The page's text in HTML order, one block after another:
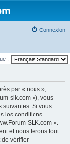
Connexion
:
par « nous »,
slk.com »), vous
suivantes. Si vous
les conditions
SLK.com ».
et nous ferons tout
de vérifier